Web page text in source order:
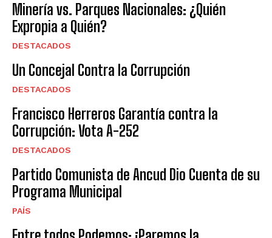
Minería vs. Parques Nacionales: ¿Quién
Expropia a Quién?
DESTACADOS
Un Concejal Contra la Corrupción
DESTACADOS
Francisco Herreros Garantía contra la
Corrupción: Vota A-252
DESTACADOS
Partido Comunista de Ancud Dio Cuenta de su
Programa Municipal
PAÍS